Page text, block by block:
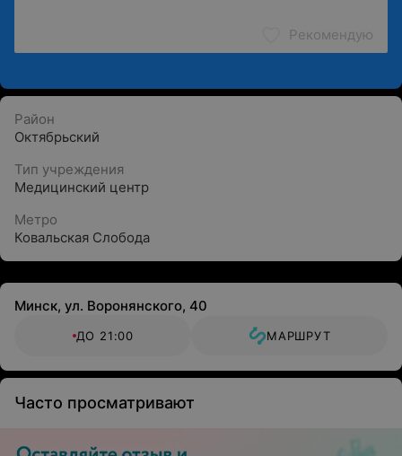
Рекомендую
Район
Октябрьский
Тип учреждения
Медицинский центр
Метро
Ковальская Слобода
Минск, ул. Воронянского, 40
ДО 21:00 МАРШРУТ
Часто просматривают